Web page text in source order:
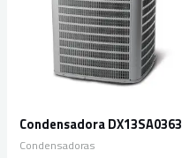
Condensadora DX13SA0363
Condensadoras